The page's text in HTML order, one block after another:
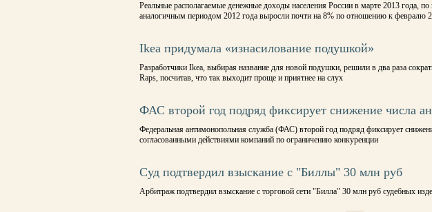
Реальные располагаемые денежные доходы населения России в марте 2013 года,
аналогичным периодом 2012 года выросли почти на 8% по отношению к февралю
Ikea придумала «изнасилование подушкой»
Разработчики Ikea, выбирая название для новой подушки, решили в два раза
Raps, посчитав, что так выходит проще и приятнее на слух
ФАС второй год подряд фиксирует снижение числа
Федеральная антимонопольная служба (ФАС) второй год подряд фиксирует
согласованными действиями компаний по ограничению конкуренции
Суд подтвердил взыскание с "Биллы" 30 млн руб
Арбитраж подтвердил взыскание с торговой сети "Билла" 30 млн руб судебных